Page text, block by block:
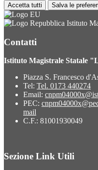
Accetta tutti Salva le
Istituto
Contatti
Istituto Magistrale Statale
Piazza S. Francesco
Tel: Tel. 0173 440274
Email:
PEC:
mail
C.F.: 81001930049
Sezione Link Utili